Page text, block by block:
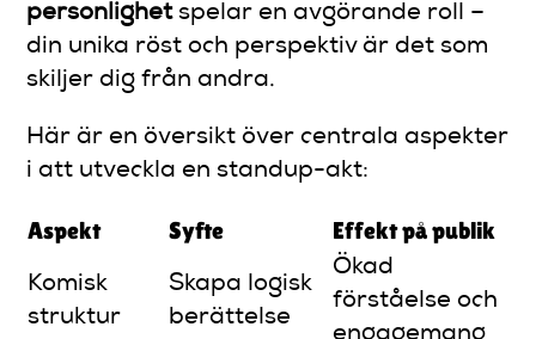
personlighetspelar en avgörande roll –
din unika röst och perspektiv är det som
skiljer dig från andra.
Här är en översikt över centrala aspekter
i att utveckla en standup-akt:
Aspekt Syfte Effekt på publik
Komisk
struktur
Skapa logisk
berättelse
Ökad
förståelse och